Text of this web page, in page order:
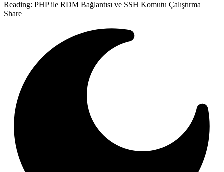
Reading: PHP ile RDM Bağlantısı ve SSH Komutu Çalıştırma
Share